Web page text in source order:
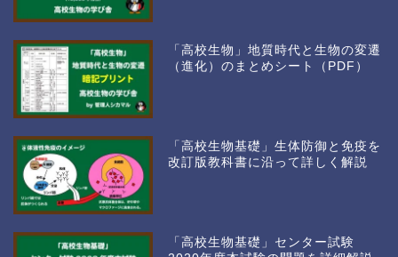
「高校生物」地質時代と生物の変遷
（進化）のまとめシート（PDF）
「高校生物基礎」生体防御と免疫を
改訂版教科書に沿って詳しく解説
「高校生物基礎」センター試験